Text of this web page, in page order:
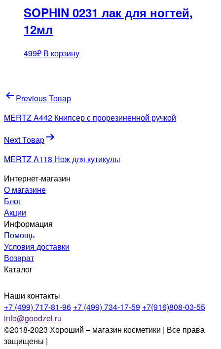
SOPHIN 0231 лак для ногтей,
12мл
499₽ В корзину
Навигация
по
записям
Previous Товар
MERTZ A442 Книпсер с прорезиненной ручкой
Next Товар
MERTZ A118 Нож для кутикулы
Интернет-магазин
О магазине
Блог
Акции
Информация
Помощь
Условия доставки
Возврат
Каталог
Наши контакты
+7 (499) 717-81-96 +7 (499) 734-17-59 +7(916)808-03-55
info@goodzel.ru
©2018-2023 Хороший – магазин косметики | Все права
защищены |